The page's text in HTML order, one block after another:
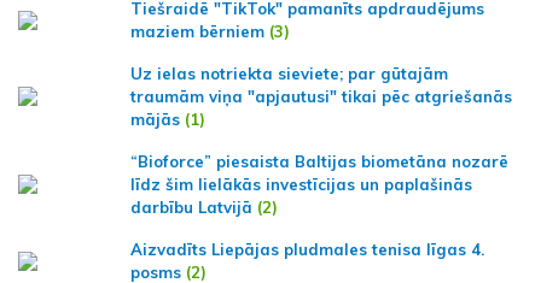
Tiešraidē "TikTok" pamanīts apdraudējums
maziem bērniem (3)
Uz ielas notriekta sieviete; par gūtajām
traumām viņa "apjautusi" tikai pēc atgriešanās
mājās (1)
“Bioforce” piesaista Baltijas biometāna nozarē
līdz šim lielākās investīcijas un paplašinās
darbību Latvijā (2)
Aizvadīts Liepājas pludmales tenisa līgas 4.
posms (2)